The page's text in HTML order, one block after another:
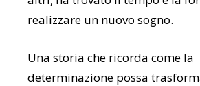
realizzare un nuovo sogno.
Una storia che ricorda come la
determinazione possa